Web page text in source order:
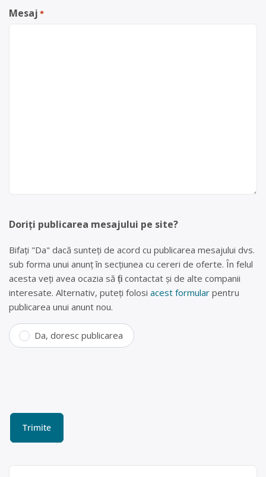
Mesaj *
Doriți publicarea mesajului pe site?
Bifați "Da" dacă sunteți de acord cu publicarea mesajului dvs.
sub forma unui anunț în secțiunea cu cereri de oferte. În felul
acesta veți avea ocazia să fiți contactat și de alte companii
interesate. Alternativ, puteți folosi acest formular pentru
publicarea unui anunt nou.
Da, doresc publicarea